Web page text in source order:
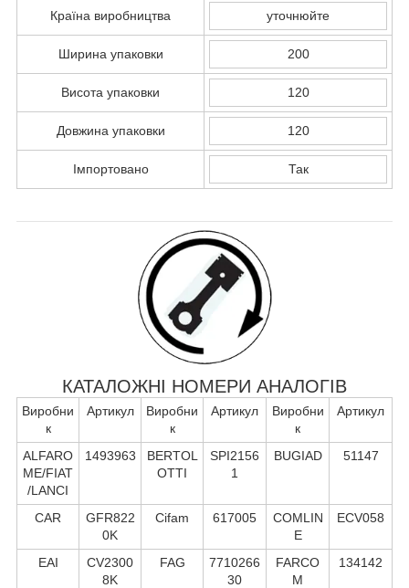
Країна виробництва уточнюйте
Ширина упаковки 200
Висота упаковки 120
Довжина упаковки 120
Імпортовано Так
КАТАЛОЖНІ НОМЕРИ АНАЛОГІВ
Виробни
к
Артикул
Виробни
к
Артикул
Виробни
к
Артикул
ALFARO
ME/FIAT
/LANCI
1493963
BERTOL
OTTI
SPI2156
1
BUGIAD 51147
CAR
GFR822
0K
Cifam 617005
COMLIN
E
ECV058
EAI
CV2300
8K
FAG
7710266
30
FARCO
M
134142